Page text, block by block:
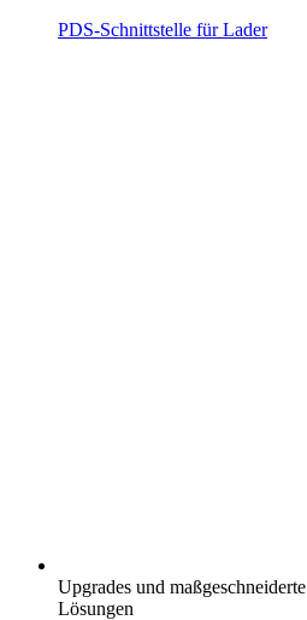
PDS-Schnittstelle für Lader
Upgrades und maßgeschneiderte
Lösungen